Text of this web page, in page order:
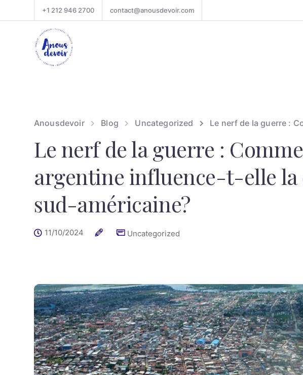
+1 212 946 2700 contact@anousdevoir.com
Anousdevoir Blog Uncategorized Le nerf de la guerre :
Le nerf de la guerre :
argentine influence-t-elle la
sud-américaine?
11/10/2024 Uncategorized